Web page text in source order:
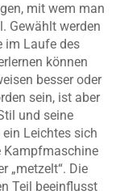
mit wem man
Gewählt werden
im Laufe des
können
besser oder
sein, ist aber
und seine
Leichtes sich
Kampfmaschine
„metzelt“. Die
Teil beeinflusst